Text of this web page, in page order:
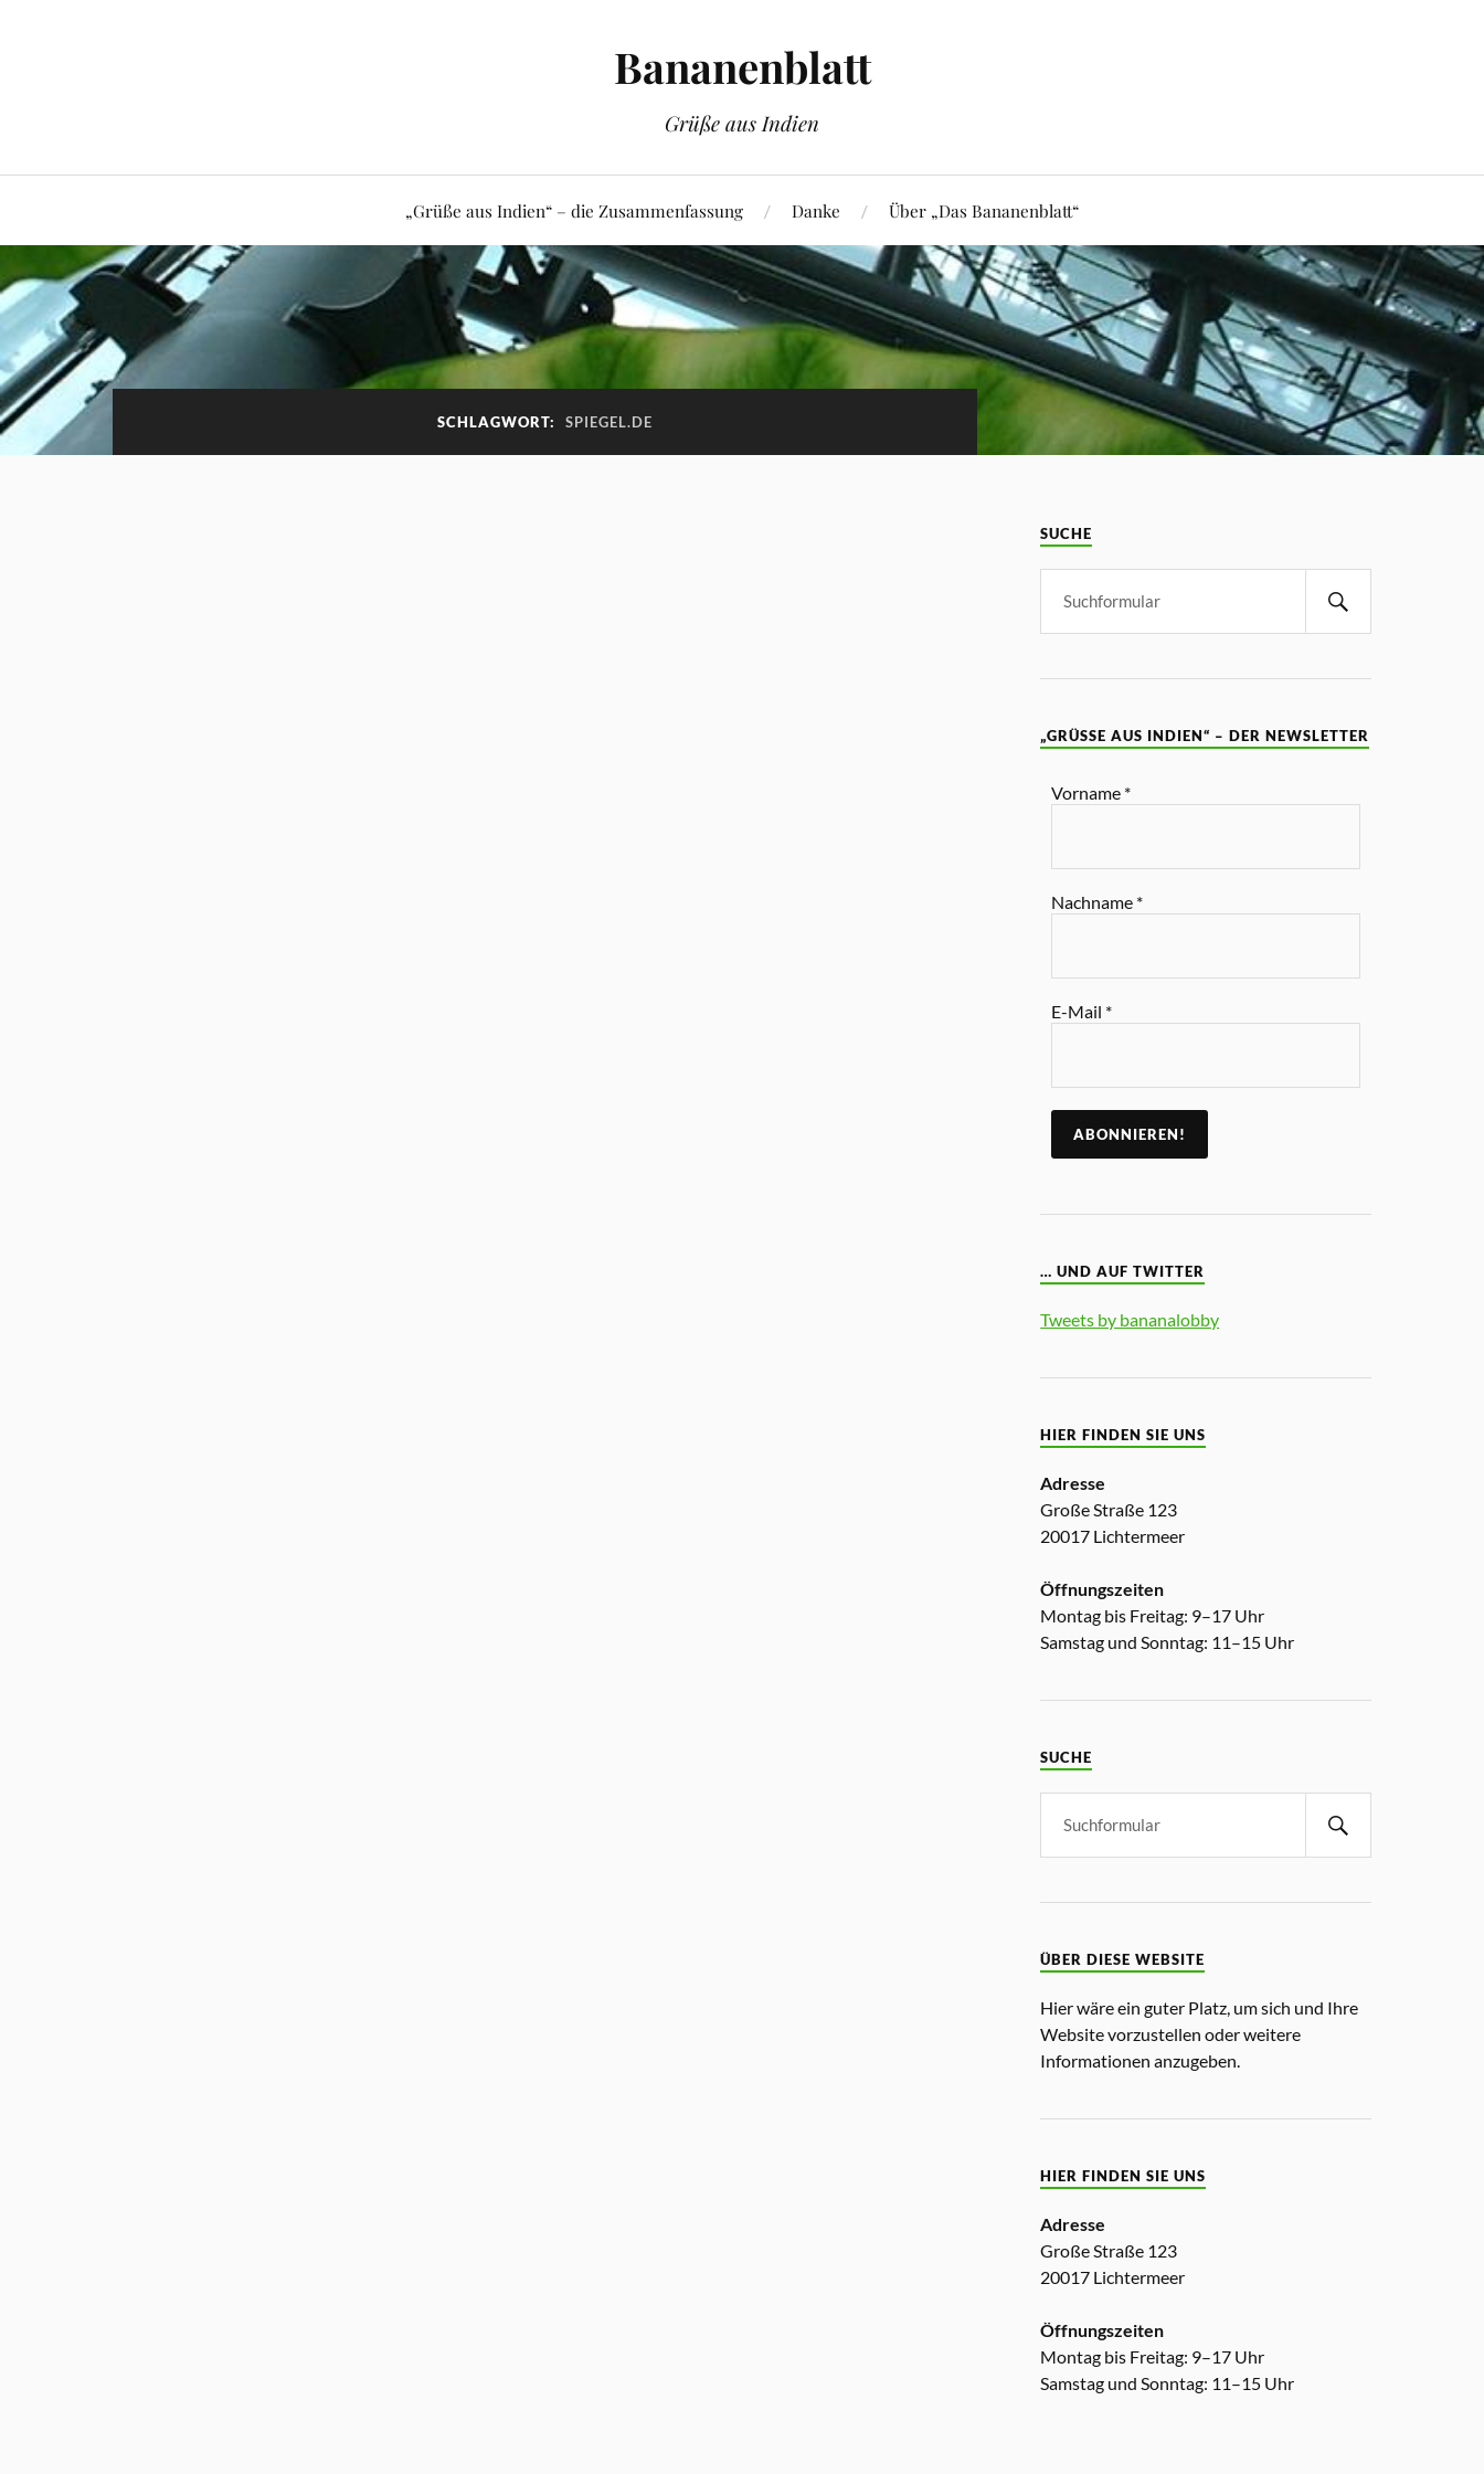
Bananenblatt
Grüße aus Indien
„Grüße aus Indien“ – die Zusammenfassung Danke Über „Das Bananenblatt“
SCHLAGWORT: SPIEGEL.DE
SUCHE
„GRÜSSE AUS INDIEN“ – DER NEWSLETTER
Vorname *
Nachname *
E-Mail *
… UND AUF TWITTER
Tweets by bananalobby
HIER FINDEN SIE UNS
Adresse
Große Straße 123
20017 Lichtermeer
Öffnungszeiten
Montag bis Freitag: 9–17 Uhr
Samstag und Sonntag: 11–15 Uhr
SUCHE
ÜBER DIESE WEBSITE
Hier wäre ein guter Platz, um sich und Ihre
Website vorzustellen oder weitere
Informationen anzugeben.
HIER FINDEN SIE UNS
Adresse
Große Straße 123
20017 Lichtermeer
Öffnungszeiten
Montag bis Freitag: 9–17 Uhr
Samstag und Sonntag: 11–15 Uhr